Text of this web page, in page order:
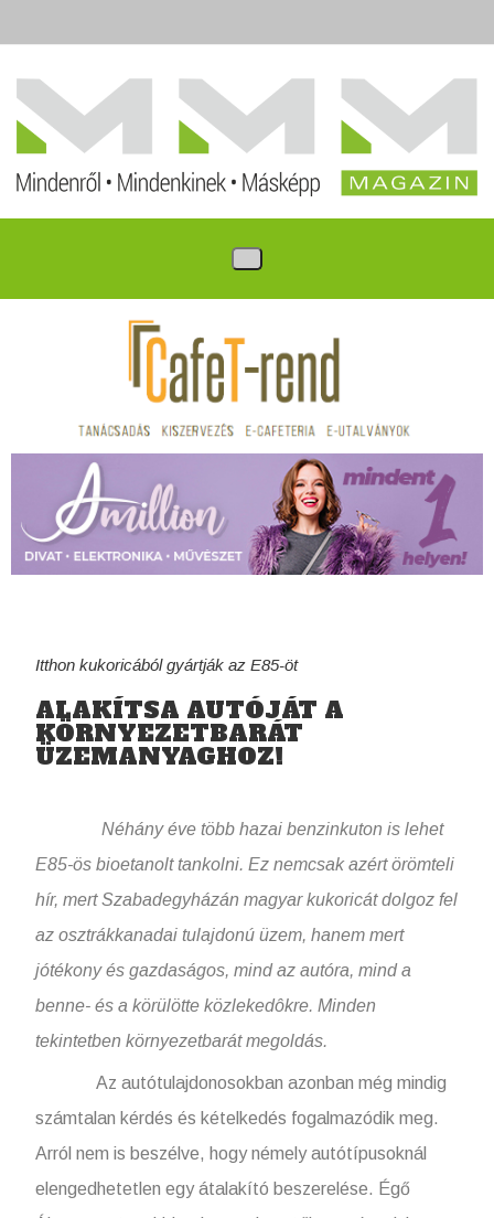
Itthon kukoricából gyártják az E85-öt
ALAKÍTSA AUTÓJÁT A
KÖRNYEZETBARÁT
ÜZEMANYAGHOZ!
Néhány éve több hazai benzinkuton is lehet
E85-ös bioetanolt tankolni. Ez nemcsak azért örömteli
hír, mert Szabadegyházán magyar kukoricát dolgoz fel
az osztrákkanadai tulajdonú üzem, hanem mert
jótékony és gazdaságos, mind az autóra, mind a
benne- és a körülötte közlekedôkre. Minden
tekintetben környezetbarát megoldás.
Az autótulajdonosokban azonban még mindig
számtalan kérdés és kételkedés fogalmazódik meg.
Arról nem is beszélve, hogy némely autótípusoknál
elengedhetetlen egy átalakító beszerelése. Égő